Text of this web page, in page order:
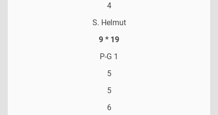
4
S. Helmut
9 * 19
P-G 1
5
5
6